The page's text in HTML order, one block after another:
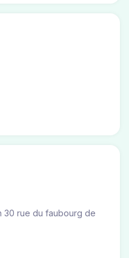
30 rue du faubourg de